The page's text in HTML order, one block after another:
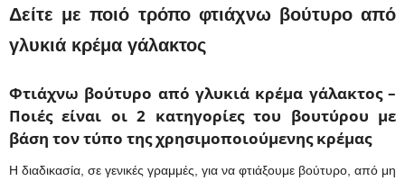
Δείτε με ποιό τρόπο φτιάχνω βούτυρο από
γλυκιά κρέμα γάλακτος
Φτιάχνω βούτυρο από γλυκιά κρέμα γάλακτος –
Ποιές είναι οι 2 κατηγορίες του βουτύρου με
βάση τον τύπο της χρησιμοποιούμενης κρέμας
Η διαδικασία, σε γενικές γραμμές, για να φτιάξουμε βούτυρο, από μη